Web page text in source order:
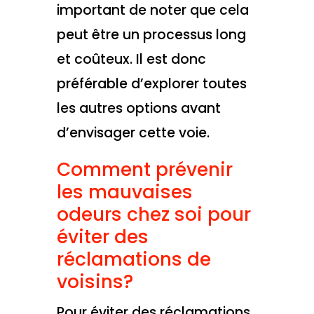
important de noter que cela
peut être un processus long
et coûteux. Il est donc
préférable d’explorer toutes
les autres options avant
d’envisager cette voie.
Comment prévenir
les mauvaises
odeurs chez soi pour
éviter des
réclamations de
voisins?